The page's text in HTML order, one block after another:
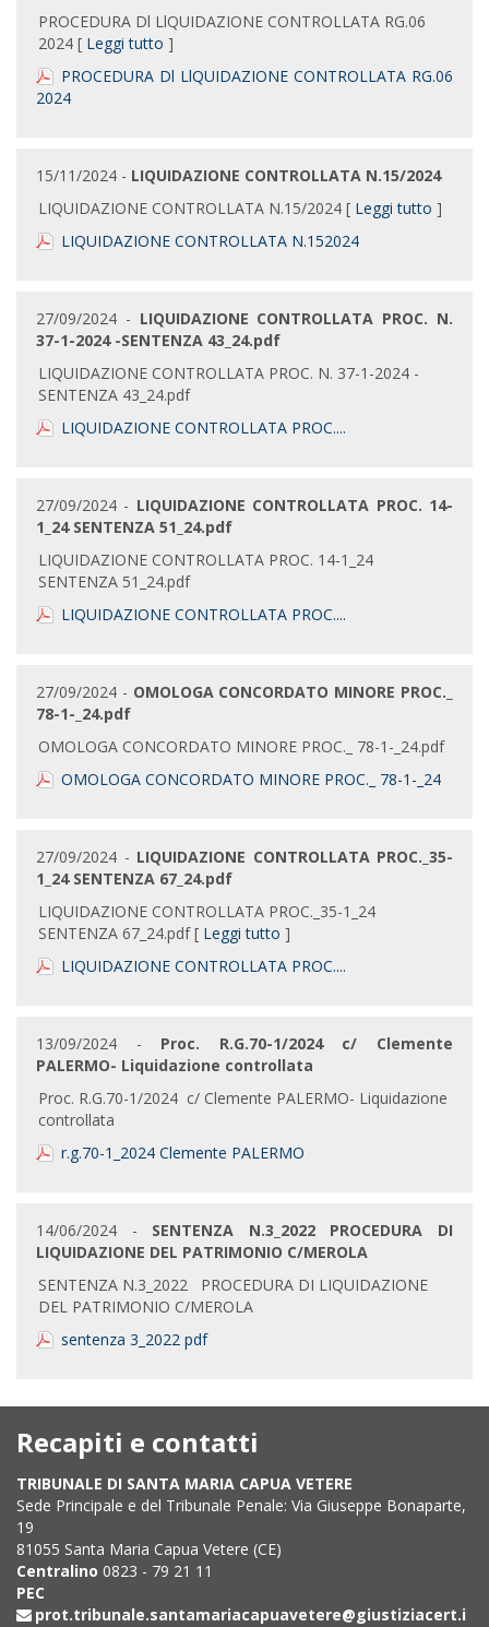
PROCEDURA Dl LlQUIDAZIONE CONTROLLATA RG.06
2024 [ Leggi tutto ]
PROCEDURA Dl LlQUIDAZIONE CONTROLLATA RG.06
2024
15/11/2024 - LIQUIDAZIONE CONTROLLATA N.15/2024
LIQUIDAZIONE CONTROLLATA N.15/2024 [ Leggi tutto ]
LIQUIDAZIONE CONTROLLATA N.152024
27/09/2024 - LIQUIDAZIONE CONTROLLATA PROC. N.
37-1-2024 -SENTENZA 43_24.pdf
LIQUIDAZIONE CONTROLLATA PROC. N. 37-1-2024 -
SENTENZA 43_24.pdf
LIQUIDAZIONE CONTROLLATA PROC....
27/09/2024 - LIQUIDAZIONE CONTROLLATA PROC. 14-
1_24 SENTENZA 51_24.pdf
LIQUIDAZIONE CONTROLLATA PROC. 14-1_24
SENTENZA 51_24.pdf
LIQUIDAZIONE CONTROLLATA PROC....
27/09/2024 - OMOLOGA CONCORDATO MINORE PROC._
78-1-_24.pdf
OMOLOGA CONCORDATO MINORE PROC._ 78-1-_24.pdf
OMOLOGA CONCORDATO MINORE PROC._ 78-1-_24
27/09/2024 - LIQUIDAZIONE CONTROLLATA PROC._35-
1_24 SENTENZA 67_24.pdf
LIQUIDAZIONE CONTROLLATA PROC._35-1_24
SENTENZA 67_24.pdf [ Leggi tutto ]
LIQUIDAZIONE CONTROLLATA PROC....
13/09/2024 - Proc. R.G.70-1/2024 c/ Clemente
PALERMO- Liquidazione controllata
Proc. R.G.70-1/2024 c/ Clemente PALERMO- Liquidazione
controllata
r.g.70-1_2024 Clemente PALERMO
14/06/2024 - SENTENZA N.3_2022 PROCEDURA DI
LIQUIDAZIONE DEL PATRIMONIO C/MEROLA
SENTENZA N.3_2022 PROCEDURA DI LIQUIDAZIONE
DEL PATRIMONIO C/MEROLA
sentenza 3_2022 pdf
Recapiti e contatti
TRIBUNALE DI SANTA MARIA CAPUA VETERE
Sede Principale e del Tribunale Penale: Via Giuseppe Bonaparte,
19
81055 Santa Maria Capua Vetere (CE)
Centralino 0823 - 79 21 11
PEC
prot.tribunale.santamariacapuavetere@giustiziacert.i